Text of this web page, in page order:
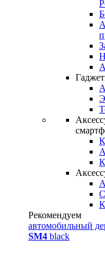
Рекомендуем
автомобильный
SM4 black